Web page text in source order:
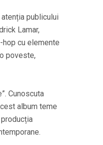
publicului
Lamar,
hop cu elemente
poveste,
Cunoscuta
album teme